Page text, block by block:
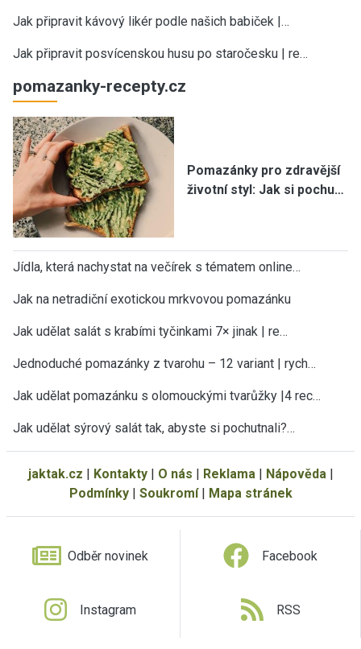
Jak připravit kávový likér podle našich babiček |…
Jak připravit posvícenskou husu po staročesku | re…
pomazanky-recepty.cz
Pomazánky pro zdravější
životní styl: Jak si pochu…
Jídla, která nachystat na večírek s tématem online…
Jak na netradiční exotickou mrkvovou pomazánku
Jak udělat salát s krabími tyčinkami 7× jinak | re…
Jednoduché pomazánky z tvarohu – 12 variant | rych…
Jak udělat pomazánku s olomouckými tvarůžky |4 rec…
Jak udělat sýrový salát tak, abyste si pochutnali?…
jaktak.cz | Kontakty| O nás | Reklama| Nápověda|
Podmínky| Soukromí| Mapa stránek
Odběr novinek Facebook
Instagram RSS